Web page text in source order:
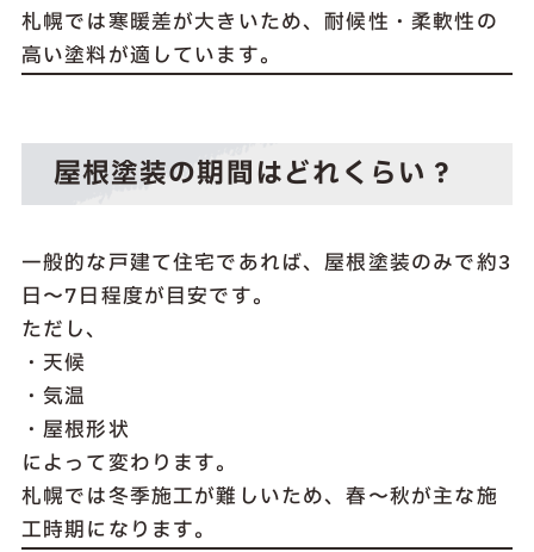
札幌では寒暖差が大きいため、耐候性・柔軟性の
高い塗料が適しています。
屋根塗装の期間はどれくらい？
一般的な戸建て住宅であれば、屋根塗装のみで約3
日〜7日程度が目安です。
ただし、
・天候
・気温
・屋根形状
によって変わります。
札幌では冬季施工が難しいため、春〜秋が主な施
工時期になります。